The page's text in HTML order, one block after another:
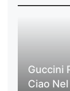
Guccini
Ciao